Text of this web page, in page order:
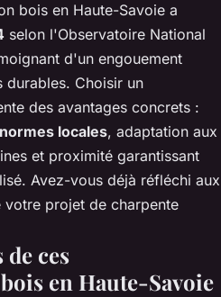
bois en Haute-Savoie a
selon l'Observatoire National
d'un engouement
durables. Choisir un
des avantages concrets :
normes locales, adaptation aux
et proximité garantissant
Avez-vous déjà réfléchi aux
projet de charpente
ces
en Haute-Savoie